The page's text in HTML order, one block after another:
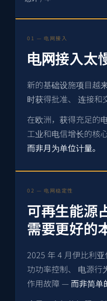
01 — 电网接入
电网接入太
新的基础设施项目越
时获得批准、 连接和
在欧洲，获得充足的
工业和电信增长的核
而非月为单位计量。
02 — 电网稳定性
可再生能源
需要更好的
2025 年 4 月伊比利
功功率控制、 电源行
作用故障 — 而非简单